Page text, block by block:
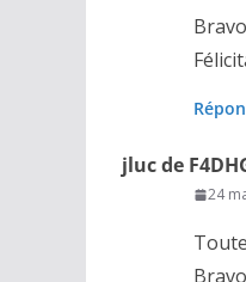
jluc de
24